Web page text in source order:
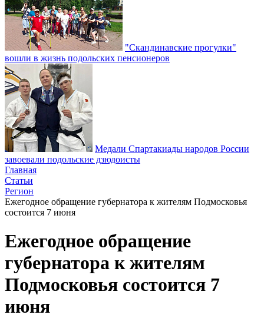
"Скандинавские прогулки"
вошли в жизнь подольских пенсионеров
Медали Спартакиады народов России
завоевали подольские дзюдоисты
Главная
Статьи
Регион
Ежегодное обращение губернатора к жителям Подмосковья
состоится 7 июня
Ежегодное обращение
губернатора к жителям
Подмосковья состоится 7
июня